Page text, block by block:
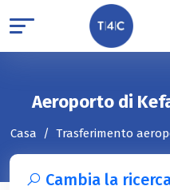
Aeroporto di
Casa Trasferimento
Cambia la